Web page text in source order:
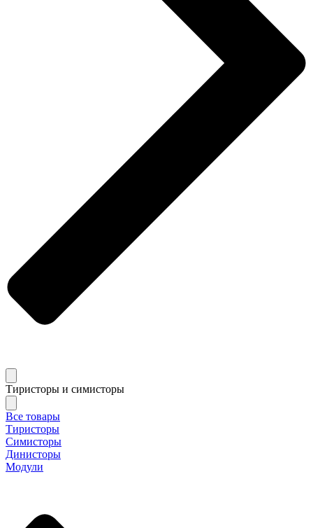
Тиристоры и симисторы
Все товары
Тиристоры
Симисторы
Динисторы
Модули